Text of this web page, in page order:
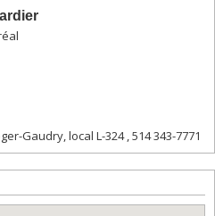
Gaudry, local L-324 , 514 343-7771